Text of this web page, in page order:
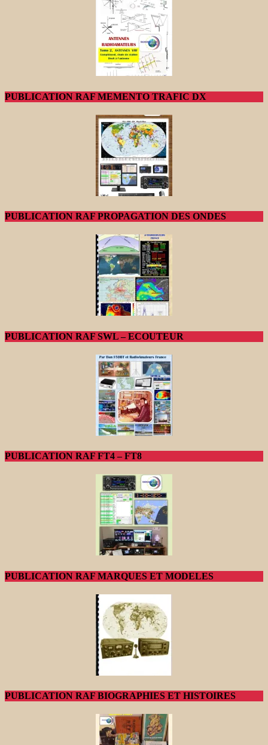
PUBLICATION RAF MEMENTO TRAFIC DX
PUBLICATION RAF PROPAGATION DES ONDES
PUBLICATION RAF SWL – ECOUTEUR
PUBLICATION RAF FT4 – FT8
PUBLICATION RAF MARQUES ET MODELES
PUBLICATION RAF BIOGRAPHIES ET HISTOIRES